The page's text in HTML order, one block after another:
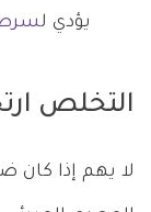
يؤدي ل
التخلص
لا يهم إذا كان